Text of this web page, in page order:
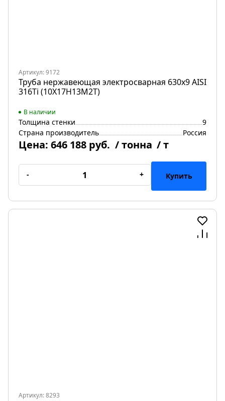
Артикул: 9172
Труба нержавеющая электросварная 630х9 AISI
316Ti (10Х17Н13М2Т)
В наличии
Толщина стенки
9
Страна производитель
Россия
Цена: 646 188 руб. / тонна / т
- + Купить
Артикул: 8293